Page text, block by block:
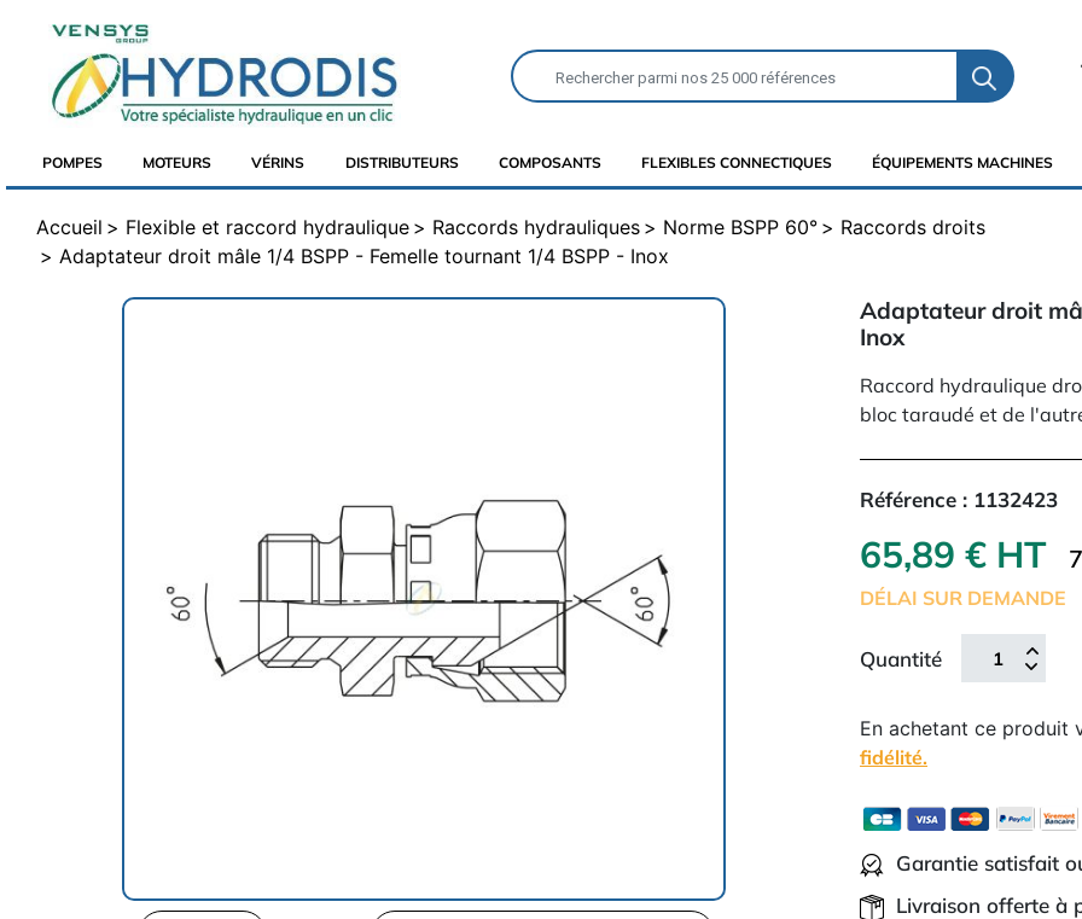
POMPES MOTEURS VÉRINS DISTRIBUTEURS COMPOSANTS FLEXIBLES CONNECTIQUES ÉQUIPEMENTS MACHINES
Accueil Flexible et raccord hydraulique Raccords hydrauliques Norme BSPP 60°
Raccords droits
Adaptateur droit mâle 1/4 BSPP - Femelle tournant 1/4 BSPP - Inox
Adaptateur droit
Inox
Raccord hydraulique
bloc taraudé et de
Référence : 1132423
65,89 € HT
DÉLAI SUR DEMANDE
Quantité
En achetant ce produit
fidélité.
Garantie satisfait
Livraison offerte à